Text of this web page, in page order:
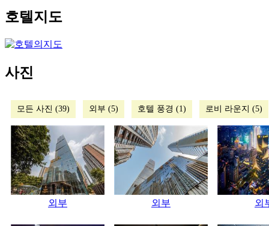
호텔지도
사진
모든 사진 (39) 외부 (5) 호텔 풍경 (1) 로비 라운지 (5)
외부 외부 외